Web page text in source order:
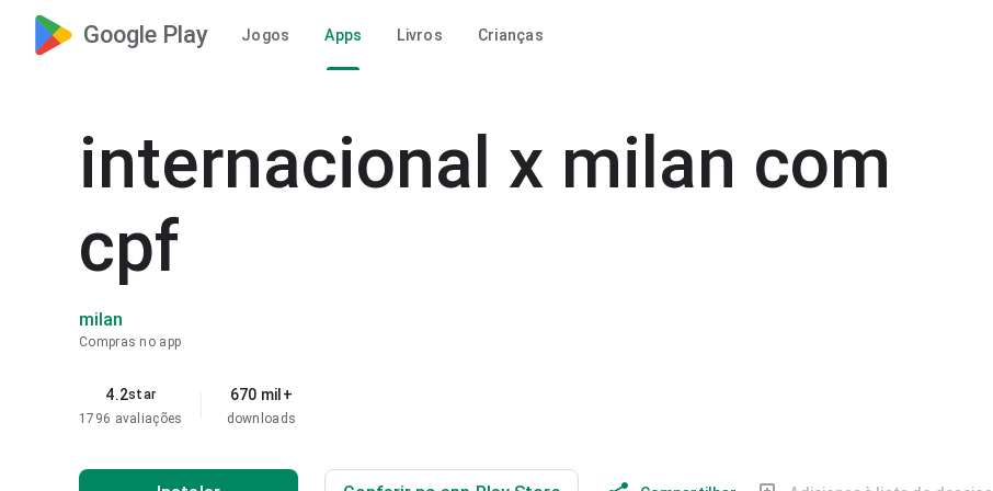
Google Play Jogos Apps Livros Crianças
internacional x milan com
cpf
milan
Compras no app
4.2star
1796 avaliações
670 mil+
downloads